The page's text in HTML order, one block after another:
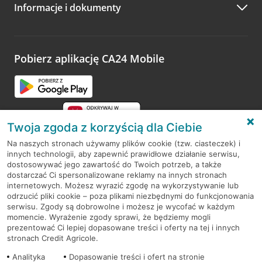
Zachęcamy do podzielenia się z nami opinią o wizycie.
opinie.
Informacje i dokumenty
Pobierz aplikację CA24 Mobile
RODO
Regulamin serwisu
Mapa serwisu
PolitykaCookies
Twoja zgoda z korzyścią dla Ciebie
Na naszych stronach używamy plików cookie (tzw. ciasteczek) i
innych technologii, aby zapewnić prawidłowe działanie serwisu,
dostosowywać jego zawartość do Twoich potrzeb, a także
dostarczać Ci spersonalizowane reklamy na innych stronach
internetowych. Możesz wyrazić zgodę na wykorzystywanie lub
odrzucić pliki cookie – poza plikami niezbędnymi do funkcjonowania
serwisu. Zgody są dobrowolne i możesz je wycofać w każdym
momencie. Wyrażenie zgody sprawi, że będziemy mogli
prezentować Ci lepiej dopasowane treści i oferty na tej i innych
stronach Credit Agricole.
Analityka
Dopasowanie treści i ofert na stronie